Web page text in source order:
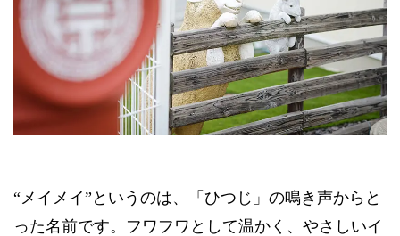
“メイメイ”というのは、「ひつじ」の鳴き声からと
った名前です。フワフワとして温かく、やさしいイ